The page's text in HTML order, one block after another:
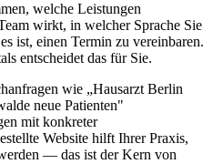
welche Leistungen
wirkt, in welcher Sprache Sie
ist, einen Termin zu vereinbaren.
entscheidet das für Sie.
wie „Hausarzt Berlin
neue Patienten"
mit konkreter
Website hilft Ihrer Praxis,
— das ist der Kern von